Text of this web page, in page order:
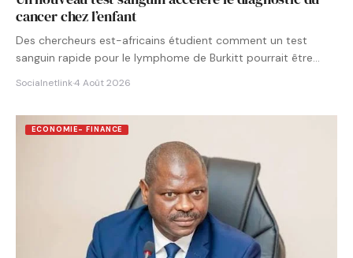
cancer chez l’enfant
Des chercheurs est-africains étudient comment un test
sanguin rapide pour le lymphome de Burkitt pourrait être
Socialnetlink·4 Août 2026
ECONOMIE- FINANCE